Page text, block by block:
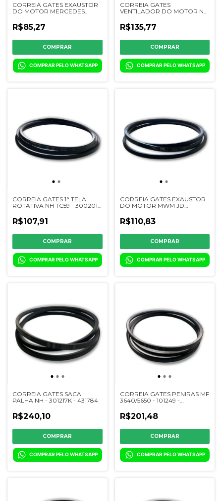
CORREIA GATES EXAUSTOR
DO MOTOR MERCEDES
6200/6300/7200/7300/7500/7700/1165/1175/1185/1450
- 200195 - CQ08238
R$85,27
COMPRAR PELO WHATSAPP
CORREIA GATES
VENTILADOR DO MOTOR NH
R$135,77
COMPRAR PELO WHATSAPP
CORREIA GATES 1° TELA
ROTATIVA NH TC59 - 300201 -
R$107,91
COMPRAR PELO WHATSAPP
CORREIA GATES EXAUSTOR
DO MOTOR MWM JD
- 200199 - CQ08239
R$110,83
COMPRAR PELO WHATSAPP
CORREIA GATES SACA
PALHA NH - 301217K - 431784
R$240,10
COMPRAR PELO WHATSAPP
CORREIA GATES PENIRAS MF
3640/5650 - 101249 -
R$201,48
COMPRAR PELO WHATSAPP